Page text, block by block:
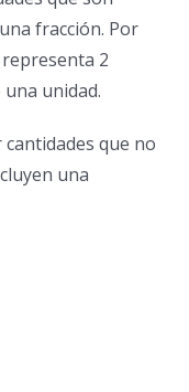
fracción. Por
representa 2
unidad.
que no
una